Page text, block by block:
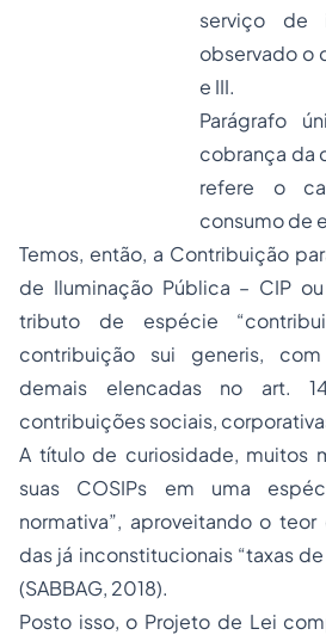
serviço de
observado o
e III.
Parágrafo
cobrança da
refere o
consumo de
Temos, então, a Contribuição
de Iluminação Pública – CIP
tributo de espécie
contribuição sui generis, com
demais elencadas no art.
contribuições sociais,
A título de curiosidade, muitos
suas COSIPs em uma
normativa”, aproveitando o
das já inconstitucionais “taxas
(SABBAG, 2018).
Posto isso, o Projeto de Lei